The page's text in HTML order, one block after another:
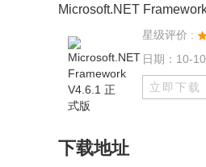
星级评价 :
日期：10-10
立即下载
下载地址